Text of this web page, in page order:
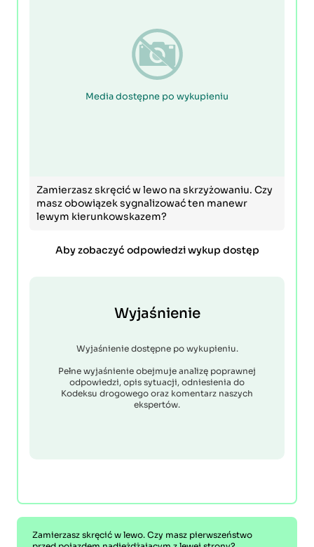
Media dostępne po wykupieniu
Zamierzasz skręcić w lewo na skrzyżowaniu. Czy
masz obowiązek sygnalizować ten manewr
lewym kierunkowskazem?
Aby zobaczyć odpowiedzi wykup dostęp
Wyjaśnienie
Wyjaśnienie dostępne po wykupieniu.
Pełne wyjaśnienie obejmuje analizę poprawnej
odpowiedzi, opis sytuacji, odniesienia do
Kodeksu drogowego oraz komentarz naszych
ekspertów.
Zamierzasz skręcić w lewo. Czy masz pierwszeństwo